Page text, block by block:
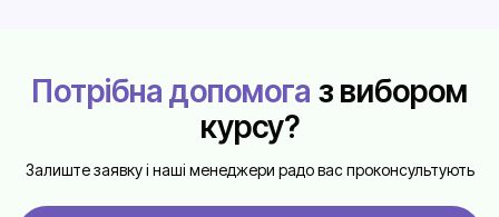
Потрібна допомога з вибором
курсу?
Залиште заявку і наші менеджери радо вас проконсультують